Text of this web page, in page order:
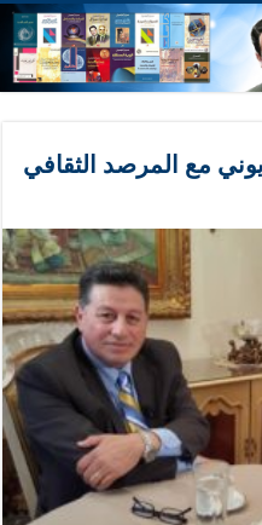
مع المرصد الثقافي